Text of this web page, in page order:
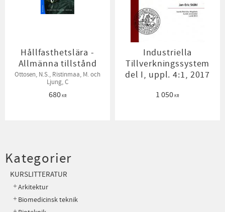
Hållfasthetslära -
Allmänna tillstånd
Ottosen, N.S., Ristinmaa, M. och
Ljung, C
680KR
Industriella
Tillverkningssystem
del I, uppl. 4:1, 2017
1 050KR
Kategorier
KURSLITTERATUR
Arkitektur
Biomedicinsk teknik